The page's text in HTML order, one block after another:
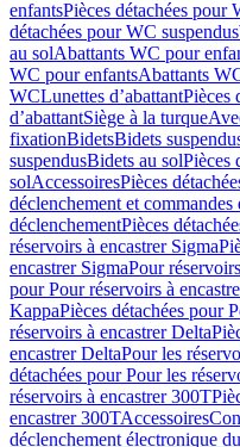
enfantsPièces détachées pour
détachées pour WC suspendus
au solAbattants WC pour
WC pour enfantsAbattants
WCLunettes d’abattantPièces
d’abattantSiège à la turque
fixationBidetsBidets
suspendusBidets au solPièces
solAccessoiresPièces
déclenchement et commandes
déclenchementPièces
réservoirs à encastrer Sigma
encastrer SigmaPour
pour Pour réservoirs à
KappaPièces détachées pour
réservoirs à encastrer Delta
encastrer DeltaPour les
détachées pour Pour les
réservoirs à encastrer 300T
encastrer 300TAccessoires
déclenchement électronique